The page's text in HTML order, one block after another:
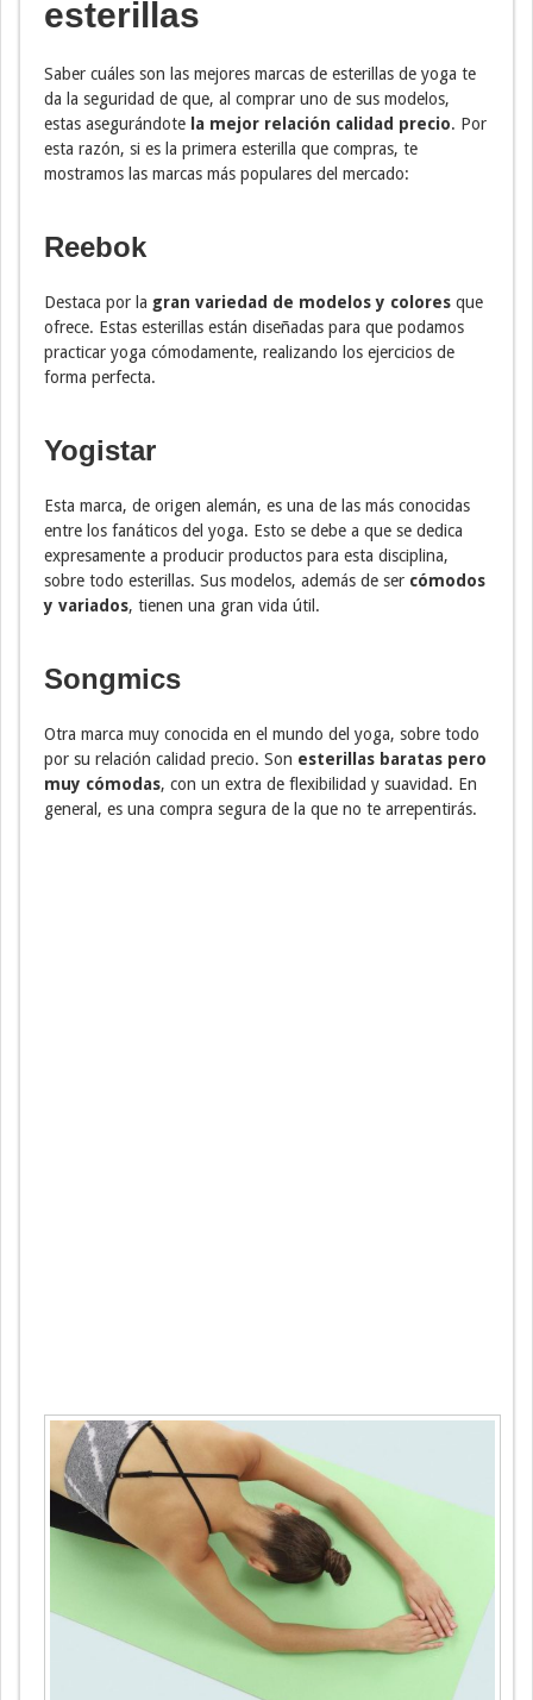
esterillas
Saber cuáles son las mejores marcas de esterillas de yoga te
da la seguridad de que, al comprar uno de sus modelos,
estas asegurándote la mejor relación calidad precio. Por
esta razón, si es la primera esterilla que compras, te
mostramos las marcas más populares del mercado:
Reebok
Destaca por la gran variedad de modelos y colores que
ofrece. Estas esterillas están diseñadas para que podamos
practicar yoga cómodamente, realizando los ejercicios de
forma perfecta.
Yogistar
Esta marca, de origen alemán, es una de las más conocidas
entre los fanáticos del yoga. Esto se debe a que se dedica
expresamente a producir productos para esta disciplina,
sobre todo esterillas. Sus modelos, además de ser cómodos
y variados, tienen una gran vida útil.
Songmics
Otra marca muy conocida en el mundo del yoga, sobre todo
por su relación calidad precio. Son esterillas baratas pero
muy cómodas, con un extra de flexibilidad y suavidad. En
general, es una compra segura de la que no te arrepentirás.